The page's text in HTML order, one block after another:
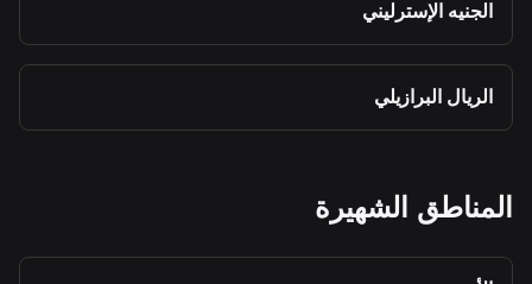
الجنيه الإسترليني
الريال البرازيلي
المناطق الشهيرة